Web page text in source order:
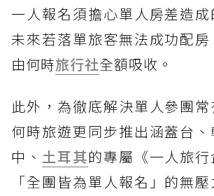
一人報名須擔心單人房差造成
未來若落單旅客無法成功配
由何時旅行社全額吸收。
此外，為徹底解決單人參團常
何時旅遊更同步推出涵蓋台、
中、 土耳其的專屬《一人旅
「全團皆為單人報名」的無